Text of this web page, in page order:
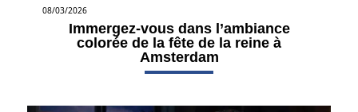
08/03/2026
Immergez-vous dans l’ambiance
colorée de la fête de la reine à
Amsterdam